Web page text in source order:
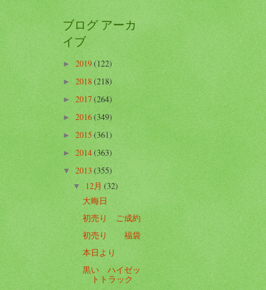
ブログ アーカ
イブ
►2019(122)
► 2018(218)
►2017(264)
►2016(349)
►2015(361)
►2014(363)
▼2013(355)
▼ 12月(32)
大晦日
初売り ご成約
初売り 福袋
本日より
黒い ハイゼッ
トトラック